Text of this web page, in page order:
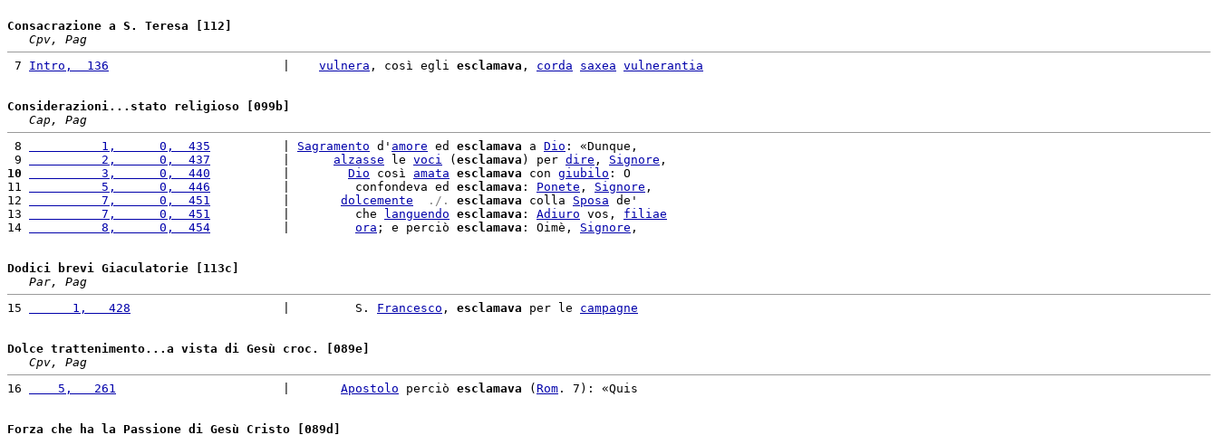
Consacrazione a S. Teresa [112]
Cpv, Pag
7 Intro,  136 vulnera , così egli esclamava , corda saxea vulnerantia
Considerazioni...stato religioso [099b]
Cap, Pag
8
          1,      0,  435
Sagramento d' amore ed esclamava a Dio : «Dunque,
9
          2,      0,  437
alzasse le voci (esclamava ) per dire , Signore
10
          3,      0,  440
Dio così amata esclamava con giubilo : O
11
          5,      0,  446
          |         confondeva ed
esclamava : Ponete , Signore ,
12
          7,      0,  451
dolcemente ./. esclamava colla Sposa de'
13
          7,      0,  451
          |         che
languendo esclamava : Adiuro vos, filiae
14
          8,      0,  454
ora ; e perciò esclamava : Oimè, Signore ,
Dodici brevi Giaculatorie [113c]
Par, Pag
15
      1,   428
                     |         S.
Francesco , esclamava per le campagne
Dolce trattenimento...a vista di Gesù croc. [089e]
Cpv, Pag
16
    5,   261
Apostolo perciò esclamava (Rom . 7): «Quis
Forza che ha la Passione di Gesù Cristo [089d]